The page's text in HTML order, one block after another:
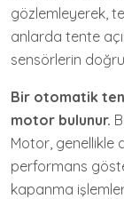
gözlemleyerek,
anlarda tente
sensörlerin
Bir otomatik
motor bulunur.
Motor, genellikle
performans
kapanma